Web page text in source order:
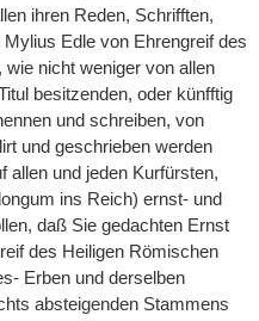
ihren Reden, Schrifften,
Edle von Ehrengreif des
nicht weniger von allen
besitzenden, oder künfftig
und schreiben, von
und geschrieben werden
allen und jeden Kurfürsten,
ins Reich) ernst- und
daß Sie gedachten Ernst
des Heiligen Römischen
Erben und derselben
absteigenden Stammens